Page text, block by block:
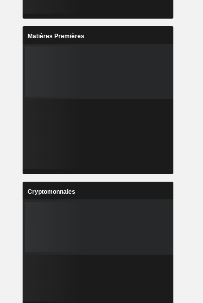
Matières Premières
Cryptomonnaies